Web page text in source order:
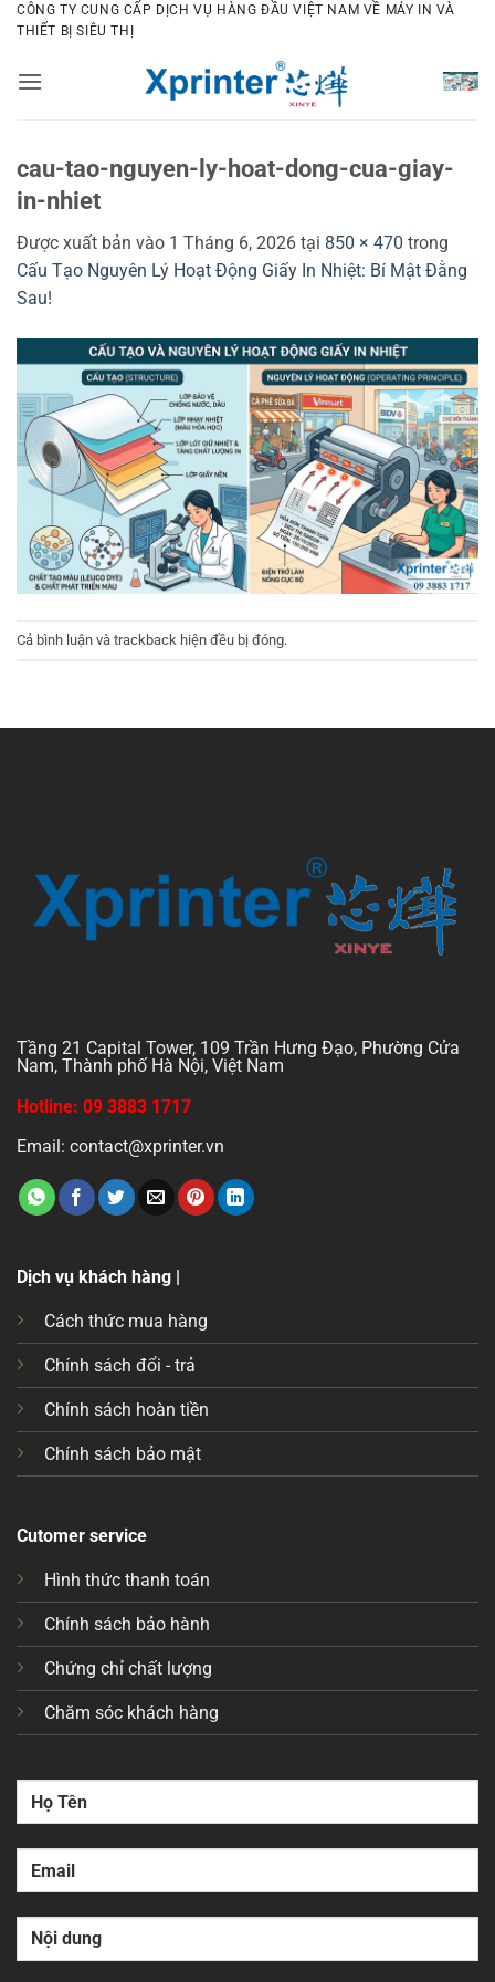
Bỏ
qua
dung
CÔNG TY CUNG CẤP DỊCH VỤ HÀNG ĐẦU VIỆT NAM VỀ MÁY IN VÀ
THIẾT BỊ SIÊU THỊ
cau-tao-nguyen-ly-hoat-dong-cua-giay-
in-nhiet
Được xuất bản vào 1 Tháng 6, 2026 tại 850 × 470 trong
Cấu Tạo Nguyên Lý Hoạt Động Giấy In Nhiệt: Bí Mật Đằng
Sau!
Cả bình luận và trackback hiện đều bị đóng.
Tầng 21 Capital Tower, 109 Trần Hưng Đạo, Phường Cửa
Nam, Thành phố Hà Nội, Việt Nam
Hotline: 09 3883 1717
Email: contact@xprinter.vn
Dịch vụ khách hàng |
Cách thức mua hàng
Chính sách đổi - trả
Chính sách hoàn tiền
Chính sách bảo mật
Cutomer service
Hình thức thanh toán
Chính sách bảo hành
Chứng chỉ chất lượng
Chăm sóc khách hàng